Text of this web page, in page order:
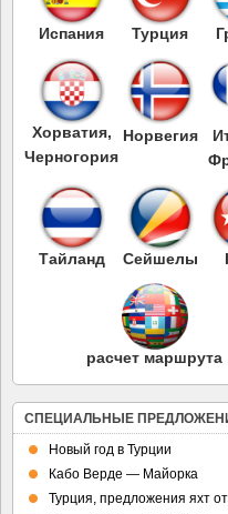
Испания Турция
Хорватия,
Черногория
Норвегия
Тайланд Сейшелы
расчет маршрута
СПЕЦИАЛЬНЫЕ
Новый год в Турции
Кабо Верде — Майорка
Турция, предложения яхт